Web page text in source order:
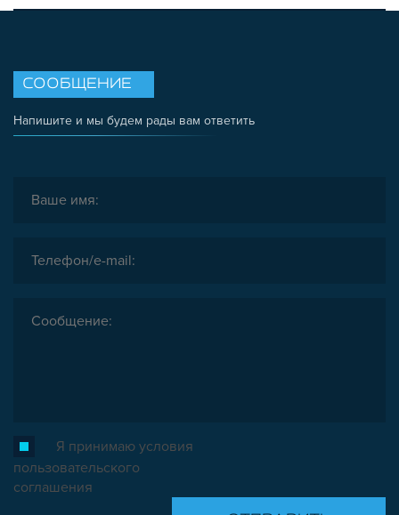
СООБЩЕНИЕ
Напишите и мы будем рады вам ответить
Я принимаю условия
пользовательского
соглашения